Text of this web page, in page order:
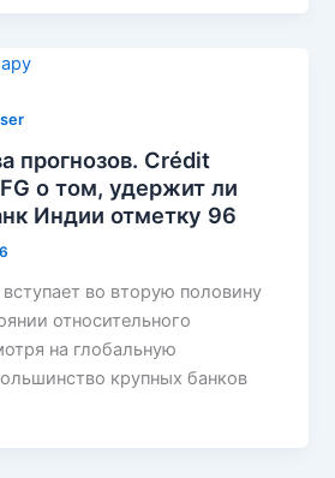
прогнозов. Crédit
о том, удержит ли
Индии отметку 96
во вторую половину
относительного
на глобальную
крупных банков